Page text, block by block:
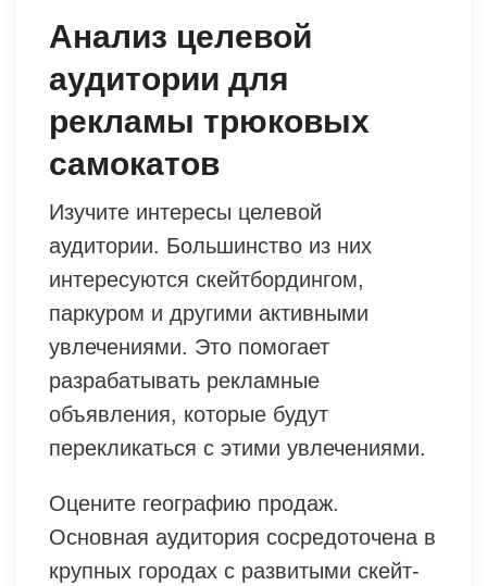
Анализ целевой
аудитории для
рекламы трюковых
самокатов
Изучите интересы целевой
аудитории. Большинство из них
интересуются скейтбордингом,
паркуром и другими активными
увлечениями. Это помогает
разрабатывать рекламные
объявления, которые будут
перекликаться с этими увлечениями.
Оцените географию продаж.
Основная аудитория сосредоточена в
крупных городах с развитыми скейт-